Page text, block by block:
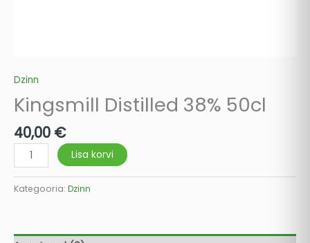
Dzinn
Kingsmill Distilled 38% 50cl
40,00 €
Lisa korvi
Kategooria: Dzinn